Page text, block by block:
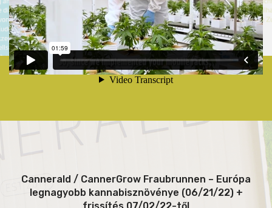
Cannerald / CannerGrow Fraubrunnen – Európa
legnagyobb kannabisznövénye (06/21/22) +